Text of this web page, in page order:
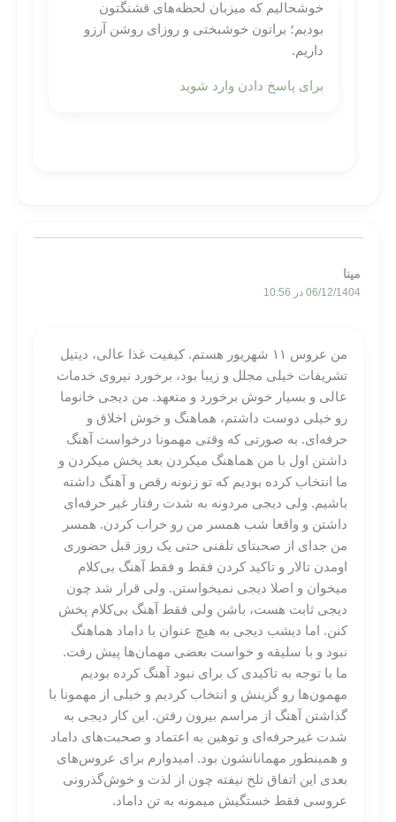
خوشحالیم که میزبان لحظه‌های قشنگتون
بودیم؛ براتون خوشبختی و روزای روشن آرزو
داریم.
برای پاسخ دادن وارد شوید
مینا
06/12/1404 در 10:56
من عروس ۱۱ شهریور هستم. کیفیت غذا عالی، دیتیل
تشریفات خیلی مجلل و زیبا بود، برخورد نیروی خدمات
عالی و بسیار خوش برخورد و متعهد. من دیجی خانوما
رو خیلی دوست داشتم، هماهنگ و خوش اخلاق و
حرفه‌ای. به صورتی که وقتی مهمونا درخواست آهنگ
داشتن اول با من هماهنگ میکردن بعد پخش میکردن و
ما انتخاب کرده بودیم که تو زنونه رقص و آهنگ داشته
باشیم. ولی دیجی مردونه به شدت رفتار غیر حرفه‌ای
داشتن و واقعا شب همسر من رو خراب کردن. همسر
من جدای از صحبتای تلفنی حتی یک روز قبل حضوری
اومدن تالار و تاکید کردن فقط و فقط آهنگ بی‌کلام
میخوان و اصلا دیجی نمیخواستن. ولی قرار شد چون
دیجی ثابت هست، باشن ولی فقط آهنگ بی‌کلام پخش
کنن. اما دیشب دیجی به هیچ عنوان با داماد هماهنگ
نبود و با سلیقه و خواست بعضی مهمان‌ها پیش رفت.
ما با توجه به تاکیدی ک برای نبود آهنگ کرده بودیم
مهمون‌ها رو گزینش و انتخاب کردیم و خیلی از مهمونا با
گذاشتن آهنگ از مراسم بیرون رفتن. این کار دیجی به
شدت غیرحرفه‌ای و توهین به اعتماد و صحبت‌های داماد
و همینطور مهمانانشون بود. امیدوارم برای عروس‌های
بعدی این اتفاق تلخ نیفته چون از لذت و خوش‌گذرونی
عروسی فقط خستگیش میمونه به تن داماد.